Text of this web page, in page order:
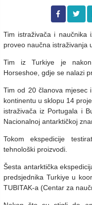
Tim istraživača i naučnika
proveo naučna istraživanja
Tim iz Turkiye je
Horseshoe, gdje se nalazi
Tim od 20 članova mjesec
kontinentu u sklopu 14
istraživača iz Portugala i
Nacionalnoj antarktičkoj
Tokom ekspedicije
tehnološki proizvodi.
Šesta antarktička
predsjednika Turkiye u
TUBITAK-a (Centar za